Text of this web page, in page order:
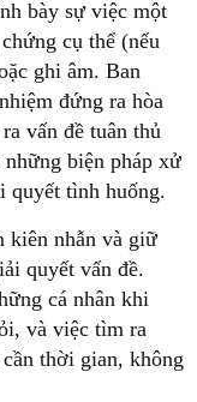
bày sự việc một
cụ thể (nếu
ghi âm. Ban
đứng ra hòa
vấn đề tuân thủ
biện pháp xử
quyết tình huống.
kiên nhẫn và giữ
quyết vấn đề.
cá nhân khi
và việc tìm ra
thời gian, không